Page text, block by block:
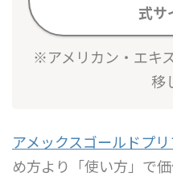
式サ
※アメリカン・エキ
移
アメックスゴールドプ
め方より「使い方」で価